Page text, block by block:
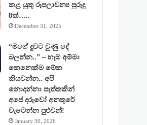
කළ යුතු රූපලාවන්‍ය පුරුදු
8ක්…..
December 31, 2025
“මගේ දුවට වුණු දේ
බලන්න..” – හැම අම්මා
කෙනෙක්ම මේක
කියවන්න.. අපි
නොදන්නා පැත්තකින්
අපේ දරුවෝ අනතුරේ
වැටෙන්න පුළුවන්!
January 30, 2026